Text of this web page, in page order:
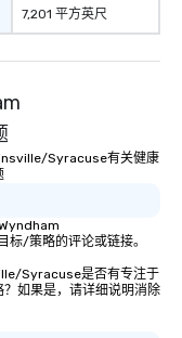
7,201 平方英尺
Syracuse有关健康
/策略的评论或链接。
Syracuse是否有专注于
如果是，请详细说明消除